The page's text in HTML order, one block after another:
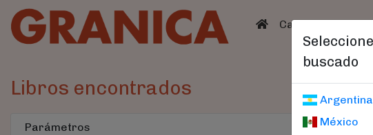
(current)
Catálogo
buscado
Argentina
México
Libros encontrados
Parámetros